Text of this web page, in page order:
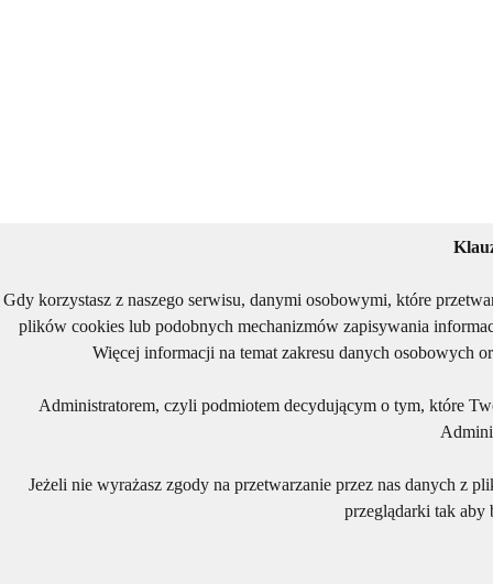
Gdy korzystasz z naszego serwisu, danymi osobowymi, które
plików cookies lub podobnych mechanizmów zapisywania
Więcej informacji na temat zakresu danych osobowych
Administratorem, czyli podmiotem decydującym o tym, które
Jeżeli nie wyrażasz zgody na przetwarzanie przez nas danych z
przeglądarki tak aby